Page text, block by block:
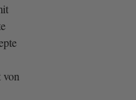
von